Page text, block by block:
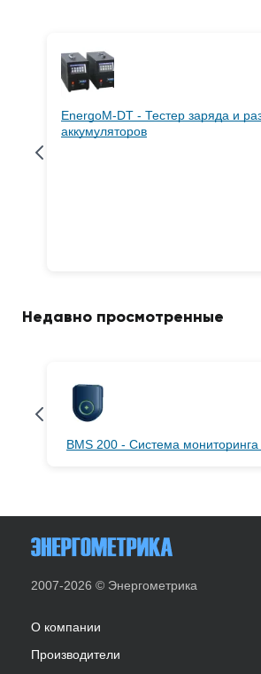
EnergoM-DT - Тестер заряда и
аккумуляторов
Недавно просмотренные
BMS 200 - Система мониторинга
2007-2026 © Энергометрика
О компании
Производители